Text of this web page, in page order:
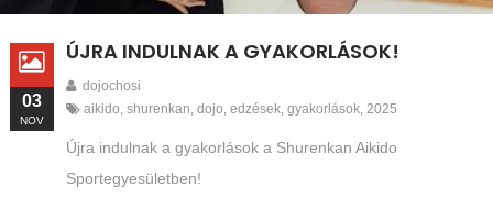
ÚJRA INDULNAK A GYAKORLÁSOK!
dojochosi
aikido, shurenkan, dojo, edzések, gyakorlások, 2025
Újra indulnak a gyakorlások a Shurenkan Aikido
Sportegyesületben!
03
NOV